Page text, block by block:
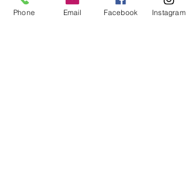
Bienvenue
Phone Email Facebook Instagram